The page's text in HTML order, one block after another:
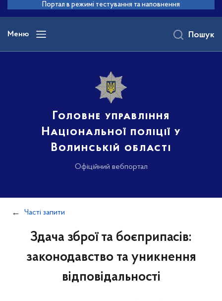
основного
вмісту
Портал в режимі тестування та наповнення
Меню
Головне управління
Національної поліції у
Волинській області
Офіційний вебпортал
Пошук
Часті запити
Здача зброї та боєприпасів:
законодавство та уникнення
відповідальності